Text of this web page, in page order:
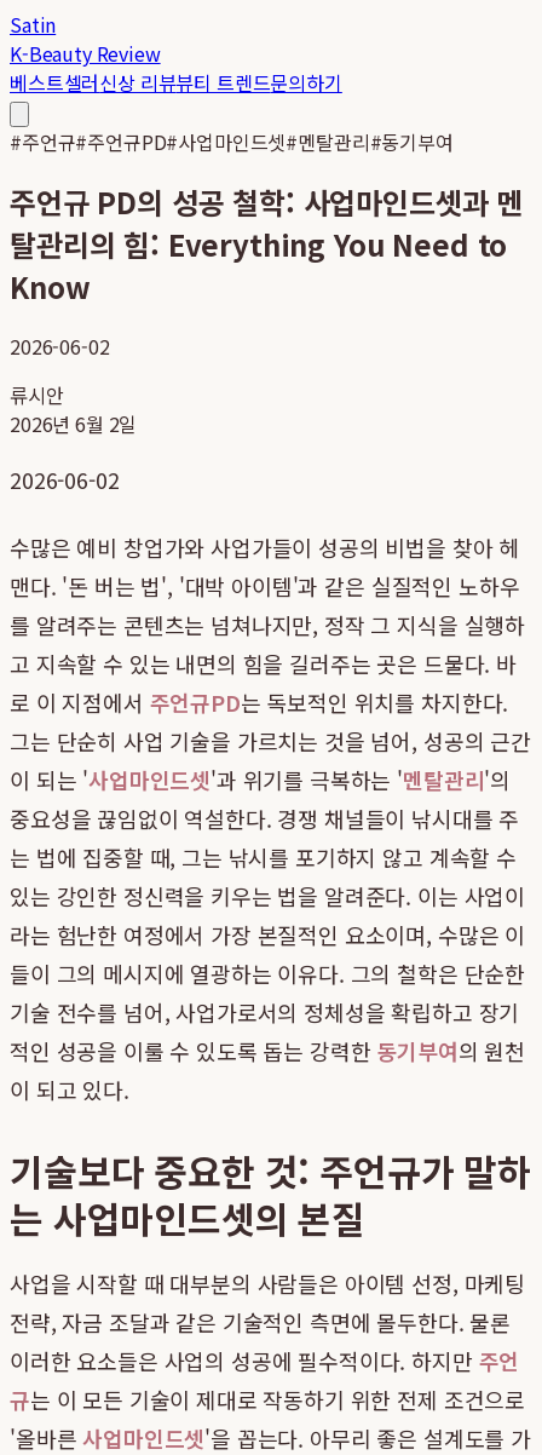
Satin
K-Beauty Review
베스트셀러신상 리뷰뷰티 트렌드문의하기
#주언규#주언규PD#사업마인드셋#멘탈관리#동기부여
주언규 PD의 성공 철학: 사업마인드셋과 멘
탈관리의 힘: Everything You Need to
Know
2026-06-02
류시안
2026년 6월 2일
2026-06-02
수많은 예비 창업가와 사업가들이 성공의 비법을 찾아 헤
맨다. '돈 버는 법', '대박 아이템'과 같은 실질적인 노하우
를 알려주는 콘텐츠는 넘쳐나지만, 정작 그 지식을 실행하
고 지속할 수 있는 내면의 힘을 길러주는 곳은 드물다. 바
로 이 지점에서 주언규PD는 독보적인 위치를 차지한다.
그는 단순히 사업 기술을 가르치는 것을 넘어, 성공의 근간
이 되는 '사업마인드셋'과 위기를 극복하는 '멘탈관리'의
중요성을 끊임없이 역설한다. 경쟁 채널들이 낚시대를 주
는 법에 집중할 때, 그는 낚시를 포기하지 않고 계속할 수
있는 강인한 정신력을 키우는 법을 알려준다. 이는 사업이
라는 험난한 여정에서 가장 본질적인 요소이며, 수많은 이
들이 그의 메시지에 열광하는 이유다. 그의 철학은 단순한
기술 전수를 넘어, 사업가로서의 정체성을 확립하고 장기
적인 성공을 이룰 수 있도록 돕는 강력한 동기부여의 원천
이 되고 있다.
기술보다 중요한 것: 주언규가 말하
는 사업마인드셋의 본질
사업을 시작할 때 대부분의 사람들은 아이템 선정, 마케팅
전략, 자금 조달과 같은 기술적인 측면에 몰두한다. 물론
이러한 요소들은 사업의 성공에 필수적이다. 하지만 주언
규는 이 모든 기술이 제대로 작동하기 위한 전제 조건으로
'올바른사업마인드셋'을 꼽는다. 아무리 좋은 설계도를 가